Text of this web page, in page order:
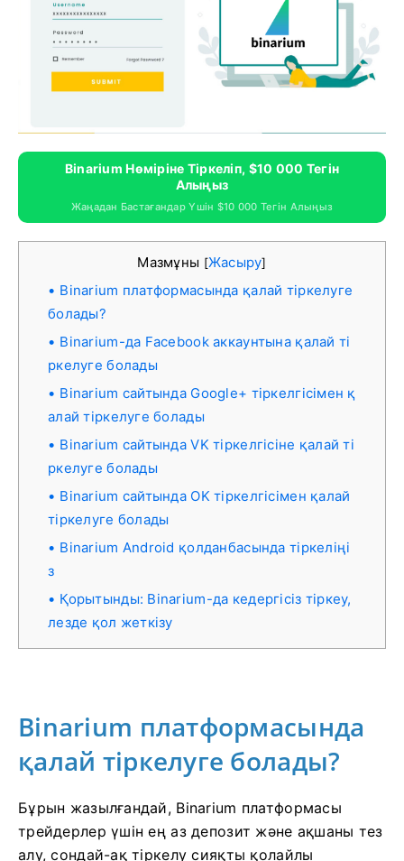
Binarium Нөміріне Тіркеліп, $10 000 Тегін
Алыңыз
Жаңадан Бастағандар Үшін $10 000 Тегін Алыңыз
Мазмұны [Жасыру]
Binarium платформасында қалай тіркелуге
болады?
Binarium-да Facebook аккаунтына қалай ті
ркелуге болады
Binarium сайтында Google+ тіркелгісімен қ
алай тіркелуге болады
Binarium сайтында VK тіркелгісіне қалай ті
ркелуге болады
Binarium сайтында OK тіркелгісімен қалай
тіркелуге болады
Binarium Android қолданбасында тіркеліңі
з
Қорытынды: Binarium-да кедергісіз тіркеу,
лезде қол жеткізу
Binarium платформасында
қалай тіркелуге болады?
Бұрын жазылғандай, Binarium платформасы
трейдерлер үшін ең аз депозит және ақшаны тез
алу, сондай-ақ тіркелу сияқты қолайлы